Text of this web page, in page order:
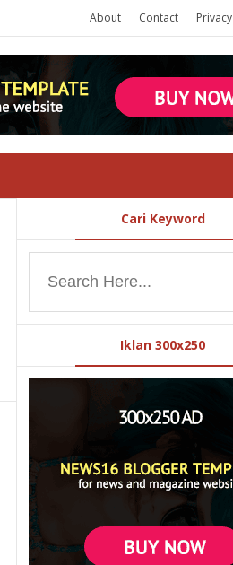
About Contact Privacy
Cari Keyword
Iklan 300x250